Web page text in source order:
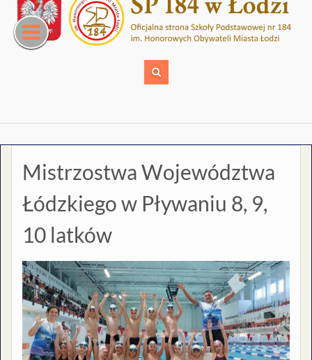
content
Mistrzostwa Województwa
Łódzkiego w Pływaniu 8, 9,
10 latków